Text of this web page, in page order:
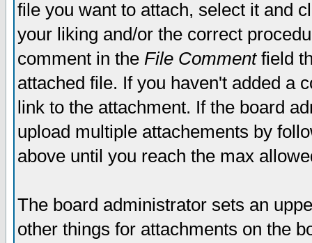
file you want to attach, select it and
your liking and/or the correct
comment in the File Commentfield
attached file. If you haven't added a
link to the attachment. If the board
upload multiple attachements by
above until you reach the max
The board administrator sets an
other things for attachments on the